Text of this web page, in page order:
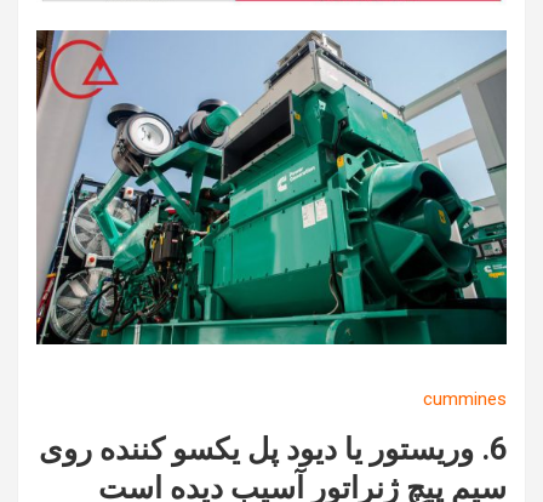
cummines
6. وریستور یا دیود پل یکسو کننده روی
سیم پیچ ژنراتور آسیب دیده است